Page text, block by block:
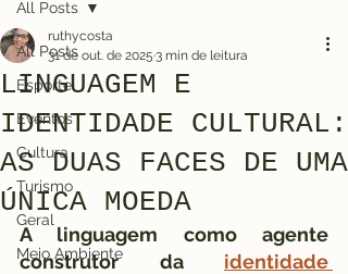
All Posts
Esporte
Eventos
Cultura
Turismo
Geral
Meio Ambiente
All Posts
LINGUAGEM E
IDENTIDADE CULTURAL:
AS DUAS FACES DE UMA
ÚNICA MOEDA
ruthycosta
31 de out. de 2025 3 min de leitura
A linguagem como agente
construtor da identidade